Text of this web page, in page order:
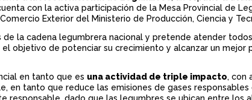
con la activa participación de la Mesa Provincial de
Exterior del Ministerio de Producción, Ciencia y
la cadena legumbrera nacional y pretende atender
objetivo de potenciar su crecimiento y alcanzar un mejor
en tanto que es una actividad de triple impacto, con
en tanto que reduce las emisiones de gases